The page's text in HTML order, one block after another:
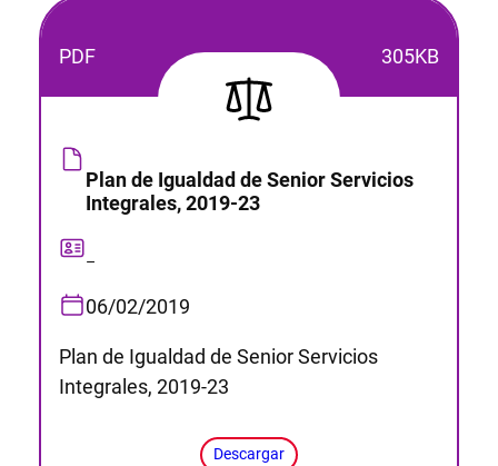
PDF 305KB
Plan de Igualdad de Senior Servicios
Integrales, 2019-23
–
06/02/2019
Plan de Igualdad de Senior Servicios
Integrales, 2019-23
Descargar